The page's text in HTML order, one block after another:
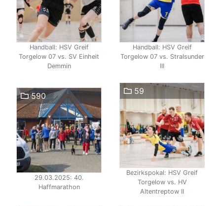
Handball: HSV Greif
Torgelow 07 vs. SV Einheit
Demmin
Handball: HSV Greif
Torgelow 07 vs. Stralsunder
III
590
29.03.2025: 40.
Haffmarathon
59
Bezirkspokal: HSV Greif
Torgelow vs. HV
Altentreptow II